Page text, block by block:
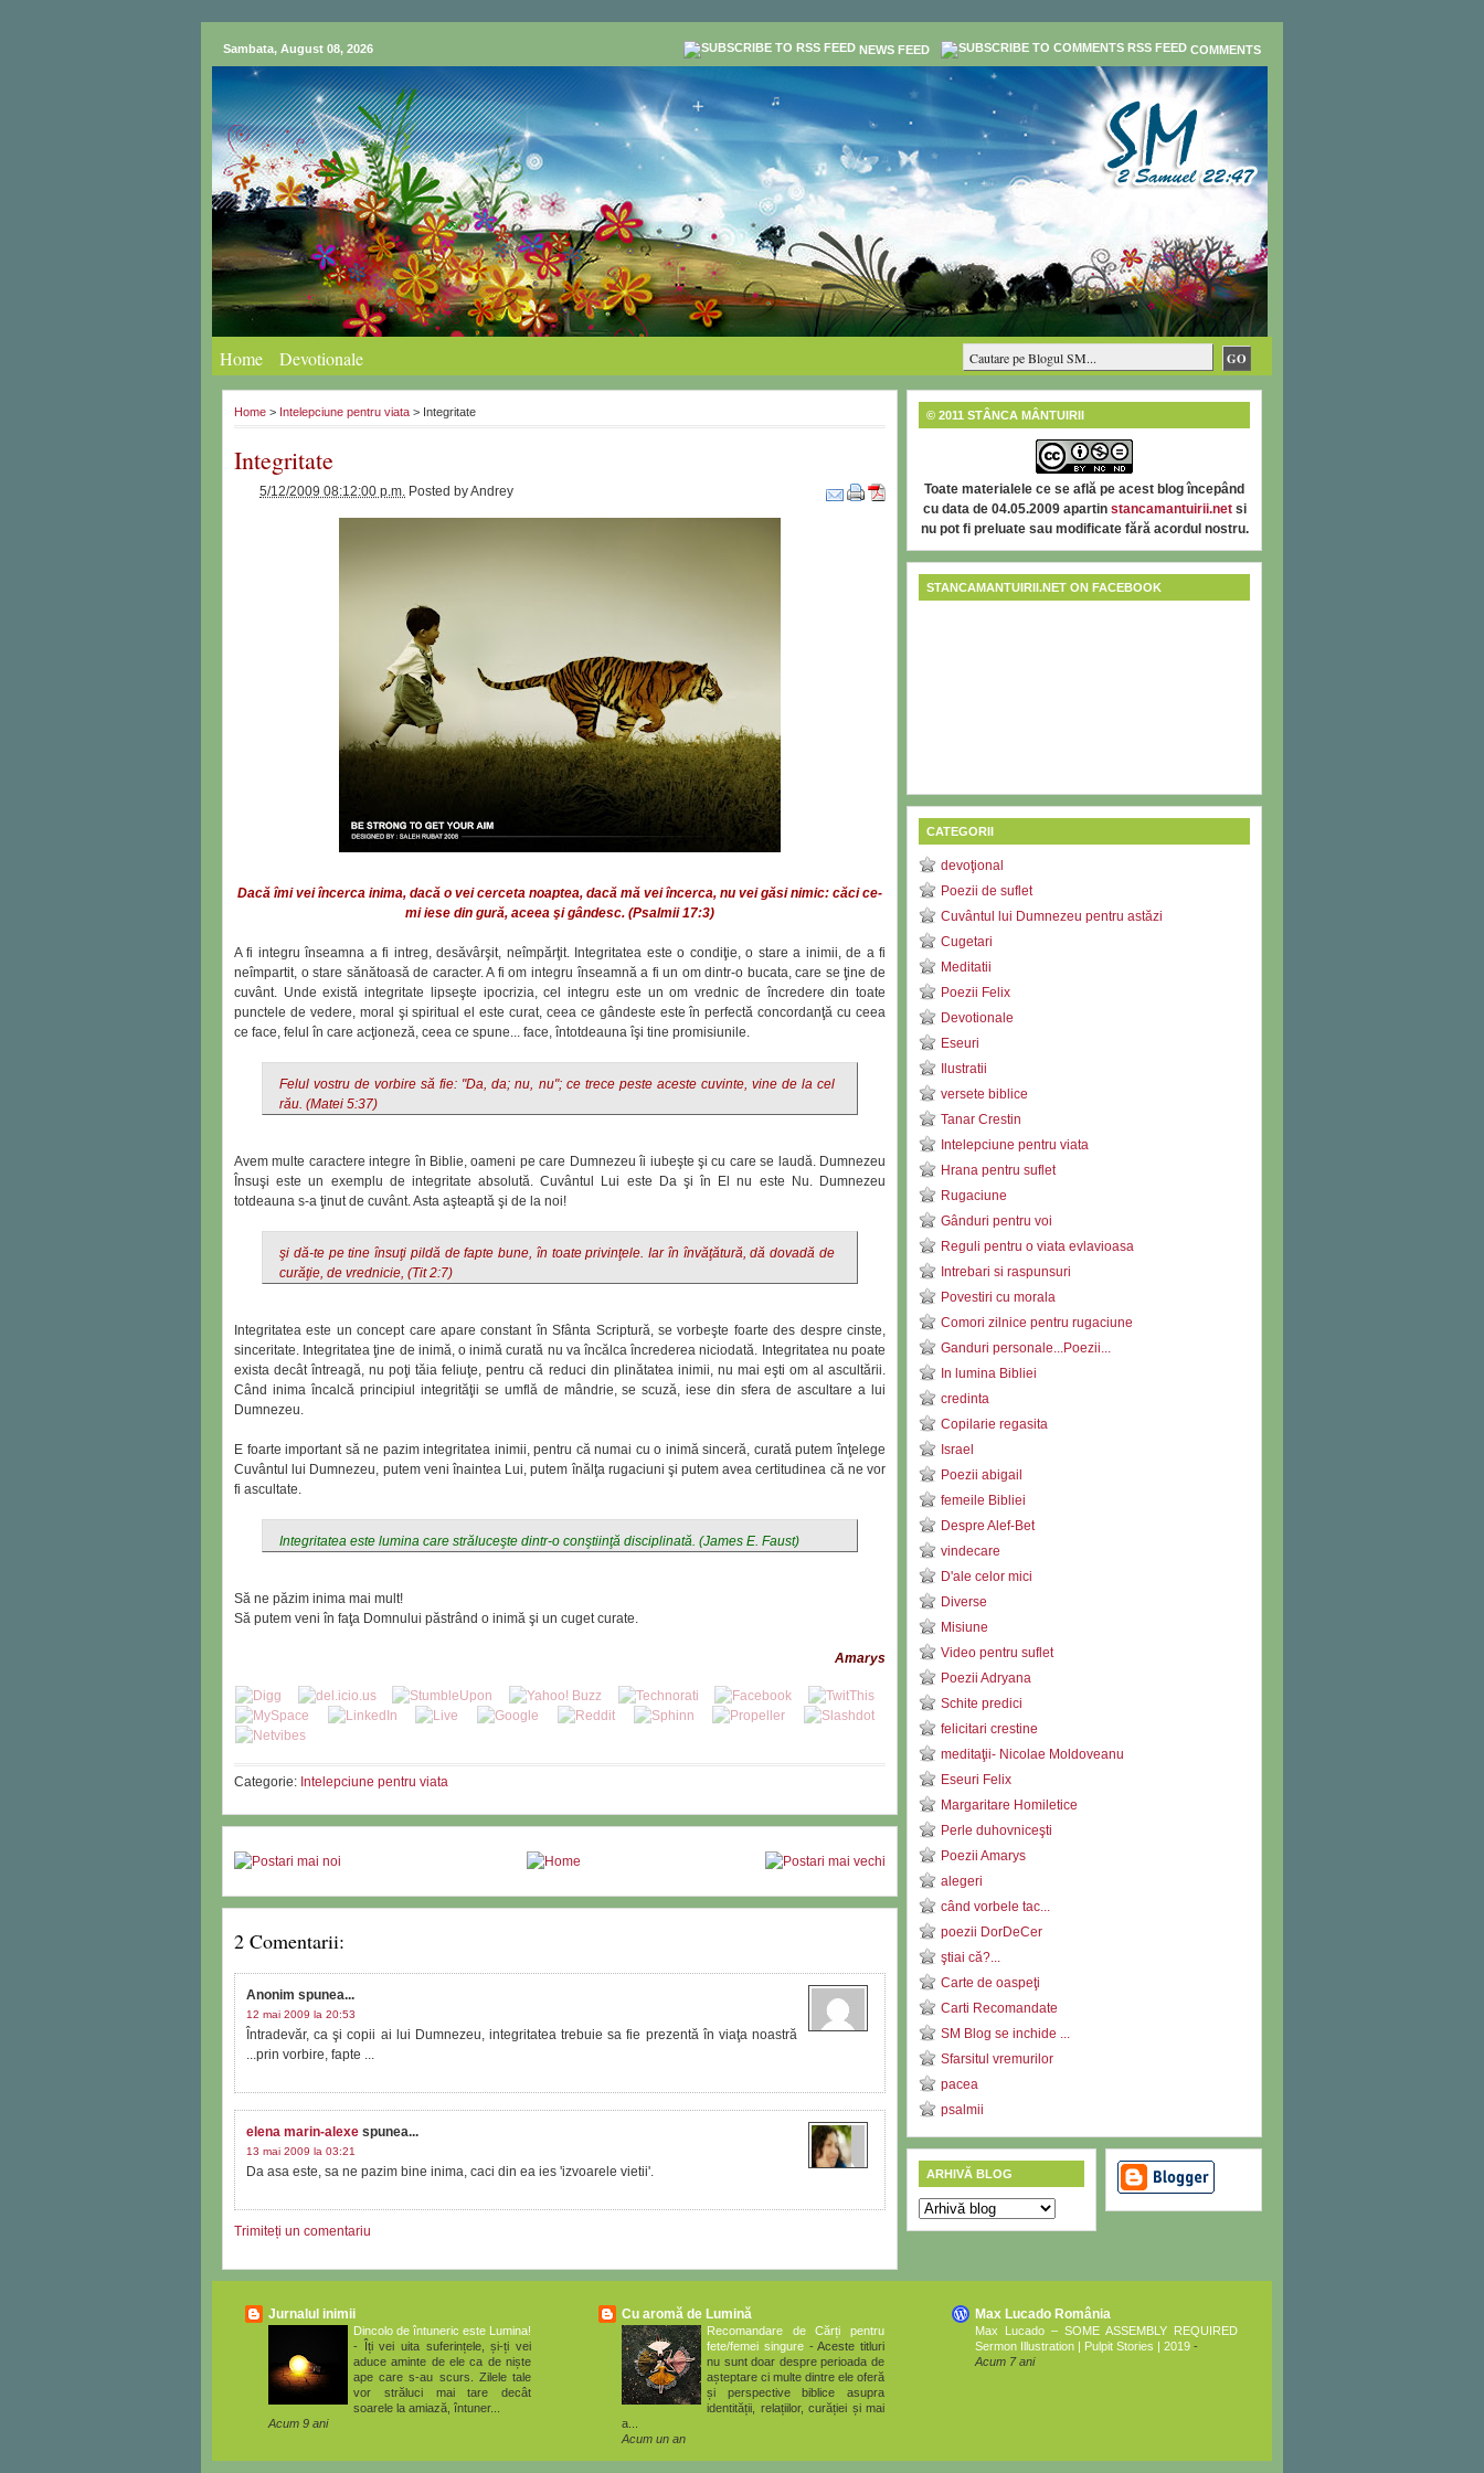
Sambata, August 08, 2026 NEWS FEED COMMENTS
Home Devotionale
Home > Intelepciune pentru viata > Integritate
Integritate
5/12/2009 08:12:00 p.m. Posted byAndrey
Dacă îmi vei încerca inima, dacă o vei cerceta noaptea, dacă mă vei încerca, nu vei găsi nimic: căci ce-
mi iese din gură, aceea şi gândesc. (Psalmii 17:3)
A fi integru înseamna a fi intreg, desăvârşit, neîmpărţit. Integritatea este o condiţie, o stare a inimii, de a fi
neîmpartit, o stare sănătoasă de caracter. A fi om integru înseamnă a fi un om dintr-o bucata, care se ţine de
cuvânt. Unde există integritate lipseşte ipocrizia, cel integru este un om vrednic de încredere din toate
punctele de vedere, moral şi spiritual el este curat, ceea ce gândeste este în perfectă concordanţă cu ceea
ce face, felul în care acţioneză, ceea ce spune... face, întotdeauna îşi tine promisiunile.
Felul vostru de vorbire să fie: "Da, da; nu, nu"; ce trece peste aceste cuvinte, vine de la cel
rău. (Matei 5:37)
Avem multe caractere integre în Biblie, oameni pe care Dumnezeu îi iubeşte şi cu care se laudă. Dumnezeu
Însuşi este un exemplu de integritate absolută. Cuvântul Lui este Da şi în El nu este Nu. Dumnezeu
totdeauna s-a ţinut de cuvânt. Asta aşteaptă şi de la noi!
şi dă-te pe tine însuţi pildă de fapte bune, în toate privinţele. Iar în învăţătură, dă dovadă de
curăţie, de vrednicie, (Tit 2:7)
Integritatea este un concept care apare constant în Sfânta Scriptură, se vorbeşte foarte des despre cinste,
sinceritate. Integritatea ţine de inimă, o inimă curată nu va încălca încrederea niciodată. Integritatea nu poate
exista decât întreagă, nu poţi tăia feliuţe, pentru că reduci din plinătatea inimii, nu mai eşti om al ascultării.
Când inima încalcă principiul integrităţii se umflă de mândrie, se scuză, iese din sfera de ascultare a lui
Dumnezeu.
E foarte important să ne pazim integritatea inimii, pentru că numai cu o inimă sinceră, curată putem înţelege
Cuvântul lui Dumnezeu, putem veni înaintea Lui, putem înălţarugaciuni şi putem avea certitudinea că ne vor
fi ascultate.
Integritatea este lumina care străluceşte dintr-o conştiinţă disciplinată. (James E. Faust)
Să ne păzim inima mai mult!
Să putem veni în faţa Domnului păstrând o inimă şi un cuget curate.
Amarys
Categorie: Intelepciune pentru viata
2 Comentarii:
Anonim spunea...
12 mai 2009 la 20:53
Întradevăr, ca şi copii ai lui Dumnezeu, integritatea trebuie sa fie prezentă în viaţa noastră
...prin vorbire, fapte ...
elena marin-alexe spunea...
13 mai 2009 la 03:21
Da asa este, sa ne pazim bine inima, caci din ea ies 'izvoarele vietii'.
Trimiteți un comentariu
© 2011 STÂNCA MÂNTUIRII
Toate materialele ce se află pe acest blog începând
cu data de 04.05.2009 apartin stancamantuirii.netsi
nu pot fi preluate sau modificate fără acordul nostru.
STANCAMANTUIRII.NET ON FACEBOOK
CATEGORII
devoţional
Poezii de suflet
Cuvântul lui Dumnezeu pentru astăzi
Cugetari
Meditatii
Poezii Felix
Devotionale
Eseuri
Ilustratii
versete biblice
Tanar Crestin
Intelepciune pentru viata
Hrana pentru suflet
Rugaciune
Gânduri pentru voi
Reguli pentru o viata evlavioasa
Intrebari si raspunsuri
Povestiri cu morala
Comori zilnice pentru rugaciune
Ganduri personale...Poezii...
In lumina Bibliei
credinta
Copilarie regasita
Israel
Poezii abigail
femeile Bibliei
Despre Alef-Bet
vindecare
D'ale celor mici
Diverse
Misiune
Video pentru suflet
Poezii Adryana
Schite predici
felicitari crestine
meditaţii- Nicolae Moldoveanu
Eseuri Felix
Margaritare Homiletice
Perle duhovniceşti
Poezii Amarys
alegeri
când vorbele tac...
poezii DorDeCer
ştiai că?...
Carte de oaspeţi
Carti Recomandate
SM Blog se inchide ...
Sfarsitul vremurilor
pacea
psalmii
ARHIVĂ BLOG
Jurnalul inimii
Dincolo de întuneric este Lumina!
-
Îți vei uita suferințele, și-ți vei
aduce aminte de ele ca de niște
ape care s-au scurs. Zilele tale
vor străluci mai tare decât
soarele la amiază, întuner...
Acum 9 ani
Cu aromă de Lumină
Recomandare de Cărți pentru
fete/femei singure -Aceste titluri
nu sunt doar despre perioada de
așteptare ci multe dintre ele oferă
și perspective biblice asupra
identității, relațiilor, curăției și mai
a...
Acum un an
Max Lucado România
Max Lucado – SOME ASSEMBLY REQUIRED
Sermon Illustration | Pulpit Stories | 2019 -
Acum 7 ani